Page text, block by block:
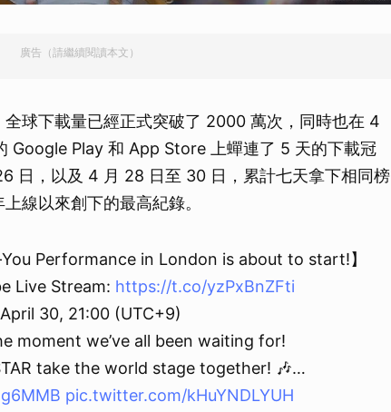
廣告（請繼續閱讀本文）
球下載量已經正式突破了 2000 萬次，同時也在 4
Google Play 和 App Store 上蟬連了 5 天的下載冠
日，以及 4 月 28 日至 30 日，累計七天拿下相同榜
線以來創下的最高紀錄。
You Performance in London is about to start!】
Live Stream: https://t.co/yzPxBnZFti
30, 21:00 (UTC+9)
moment we’ve all been waiting for!
take the world stage together! 🎶…
pic.twitter.com/kHuYNDLYUH